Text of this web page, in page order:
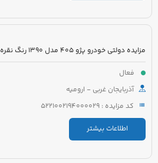
مزایده دولتی خودرو پژو 405 مدل 1390 رنگ نقره ای
فعال
آذربایجان غربی - ارومیه
کد مزایده : 5221002194000029
اطلاعات بیشتر